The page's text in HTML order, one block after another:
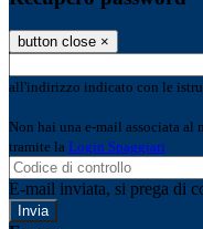
button close ×
all'indirizzo indicato con le
Non hai una e-mail associata al
tramite la Login Spaggiari
E-mail inviata, si prega di